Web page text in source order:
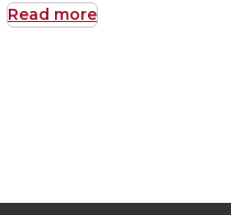
Read more